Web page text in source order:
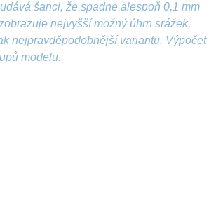
šanci, že spadne alespoň 0,1 mm
nejvyšší možný úhrn srážek,
nejpravděpodobnější variantu. Výpočet
modelu.